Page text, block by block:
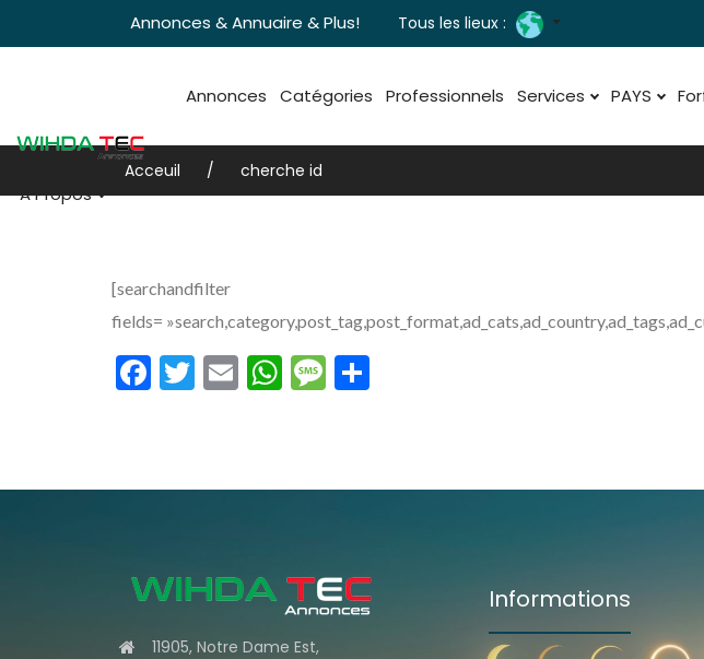
Annonces & Annuaire & Plus! Tous les lieux :
Annonces Catégories Professionnels Services PAYS
A Propos
Acceuil cherche id
[searchandfilter
fields=
Facebook
Twitter
EmailWhatsApp
Message
11905, Notre Dame Est,
Informations